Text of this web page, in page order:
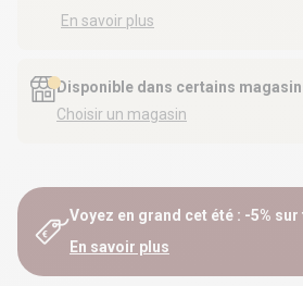
En savoir plus
Disponible dans certains
Choisir un magasin
Voyez en grand cet été : -5%
En savoir plus